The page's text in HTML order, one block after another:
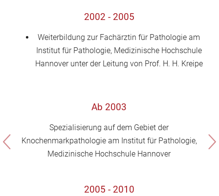
2002 - 2005
Weiterbildung zur Fachärztin für Pathologie am
Institut für Pathologie, Medizinische Hochschule
Hannover unter der Leitung von Prof. H. H. Kreipe
Ab 2003
Spezialisierung auf dem Gebiet der
Knochenmarkpathologie am Institut für Pathologie,
Medizinische Hochschule Hannover
2005 - 2010